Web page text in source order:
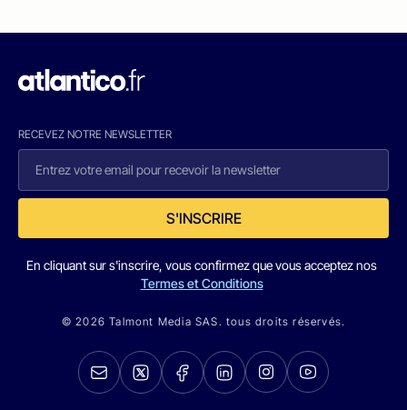
RECEVEZ NOTRE NEWSLETTER
S'INSCRIRE
En cliquant sur s'inscrire, vous confirmez que vous acceptez nos
Termes et Conditions
© 2026 Talmont Media SAS. tous droits réservés.